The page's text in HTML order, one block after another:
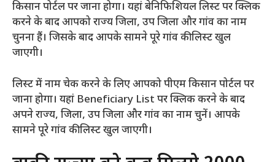
किसान पोर्टल पर जाना होगा। यहां बेनिफिशियल लिस्ट पर क्लिक
करने के बाद आपको राज्य जिला, उप जिला और गांव का नाम
चुनना हैं। जिसके बाद आपके सामने पूरे गांव की लिस्ट खुल
जाएगी।
लिस्ट में नाम चेक करने के लिए आपको पीएम किसान पोर्टल पर
जाना होगा। यहां Beneficiary List पर क्लिक करने के बाद
अपने राज्य, जिला, उप जिला और गांव का नाम चुनें। आपके
सामने पूरे गांव की लिस्ट खुल जाएगी।